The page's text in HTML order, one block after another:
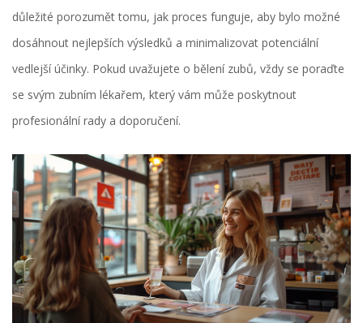
důležité porozumět tomu, jak proces funguje, aby bylo možné
dosáhnout nejlepších výsledků a minimalizovat potenciální
vedlejší účinky. Pokud uvažujete o bělení zubů, vždy se poraďte
se svým zubním lékařem, který vám může poskytnout
profesionální rady a doporučení.